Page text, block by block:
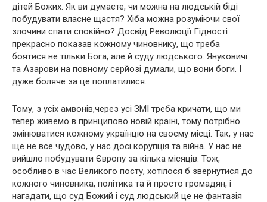
дітей Божих. Як ви думаєте, чи можна на людській біді
побудувати власне щастя? Хіба можна розуміючи свої
злочини спати спокійно? Досвід Революції Гідності
прекрасно показав кожному чиновнику, що треба
боятися не тільки Бога, але й суду людського. Януковичі
та Азарови на повному серйозі думали, що вони боги. І
дуже боляче за це поплатилися.
Тому, з усіх амвонів,через усі ЗМІ треба кричати, що ми
тепер живемо в принципово новій країні, тому потрібно
змінюватися кожному українцю на своєму місці. Так, у нас
ще не все чудово, у нас досі корупція та війна. У нас не
вийшло побудувати Європу за кілька місяців. Тож,
особливо в час Великого посту, хотілося б звернутися до
кожного чиновника, політика та й просто громадян, і
нагадати, що суд Божий і суд людський це не фантазія